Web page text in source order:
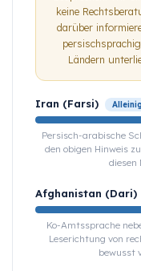
keine
darüber
Ländern
Iran (Farsi)
Persisch-arabische
den obigen Hinweis
diesen
Afghanistan (Dari)
Ko-Amtssprache
Leserichtung von
bewusst